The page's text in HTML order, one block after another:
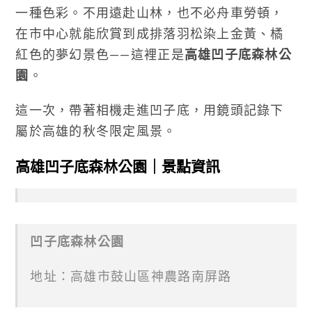
一種色彩。不用遠赴山林，也不必舟車勞頓，
在市中心就能欣賞到成排落羽松染上金黃、橘
紅色的夢幻景色——這裡正是高雄凹子底森林公
園 。
這一次，帶著相機走進凹子底，用鏡頭記錄下
屬於高雄的秋冬限定風景。
高雄凹子底森林公園｜景點資訊
凹子底森林公園
地址：高雄市鼓山區神農路南屏路